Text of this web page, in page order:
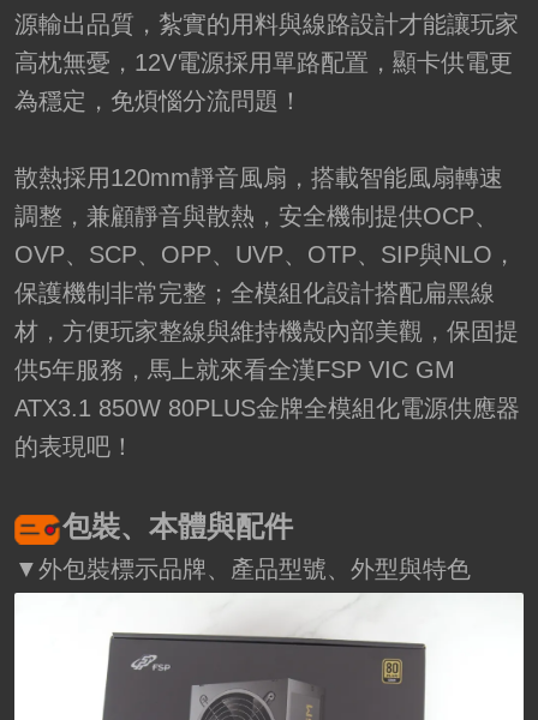
源輸出品質，紮實的用料與線路設計才能讓玩家
高枕無憂，12V電源採用單路配置，顯卡供電更
為穩定，免煩惱分流問題！
散熱採用120mm靜音風扇，搭載智能風扇轉速
調整，兼顧靜音與散熱，安全機制提供OCP、
OVP、SCP、OPP、UVP、OTP、SIP與NLO，
保護機制非常完整；全模組化設計搭配扁黑線
材，方便玩家整線與維持機殼內部美觀，保固提
供5年服務，馬上就來看全漢FSP VIC GM
ATX3.1 850W 80PLUS金牌全模組化電源供應器
的表現吧！
包裝、本體與配件
▼外包裝標示品牌、產品型號、外型與特色